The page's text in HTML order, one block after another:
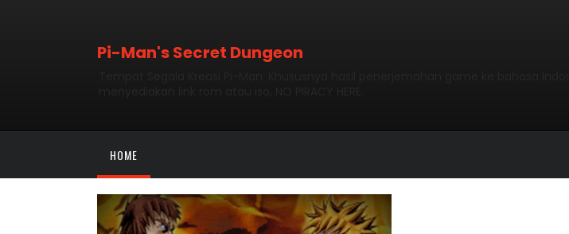
Pi-Man's Secret Dungeon
HOME